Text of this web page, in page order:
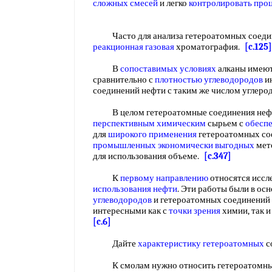
сложных смесейи легко контролировать
Часто для анализа гетероатомных
реакционная газоваяхроматография.
[c.125]
Всопоставимых условияхалканы
сравнительно сплотностью углеводородов
соединений нефти с таким же числом
В целом гетероатомные соединения
перспективным химическим сырьем с
дляширокого применениягетероатомных
промышленныхэкономически выгодных
для использования объеме.
[c.347]
Кпервому направлениюотносятся
использования нефти. Эти работы были в
углеводородови гетероатомных
интересными как сточки зренияхимии, так
[c.6]
Дайте характеристику гетероатомных
К смолам нужно относить